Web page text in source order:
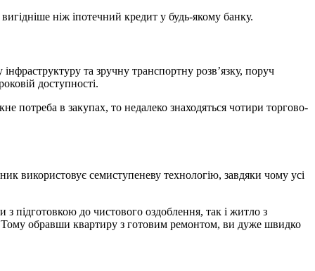
ніж іпотечний кредит у будь-якому банку.
та зручну транспортну розв’язку, поруч
доступності.
потреба в закупах, то недалеко знаходяться чотири торгово-
використовує семиступеневу технологію, завдяки чому усі
підготовкою до чистового оздоблення, так і житло з
Тому обравши квартиру з готовим ремонтом, ви дуже швидко